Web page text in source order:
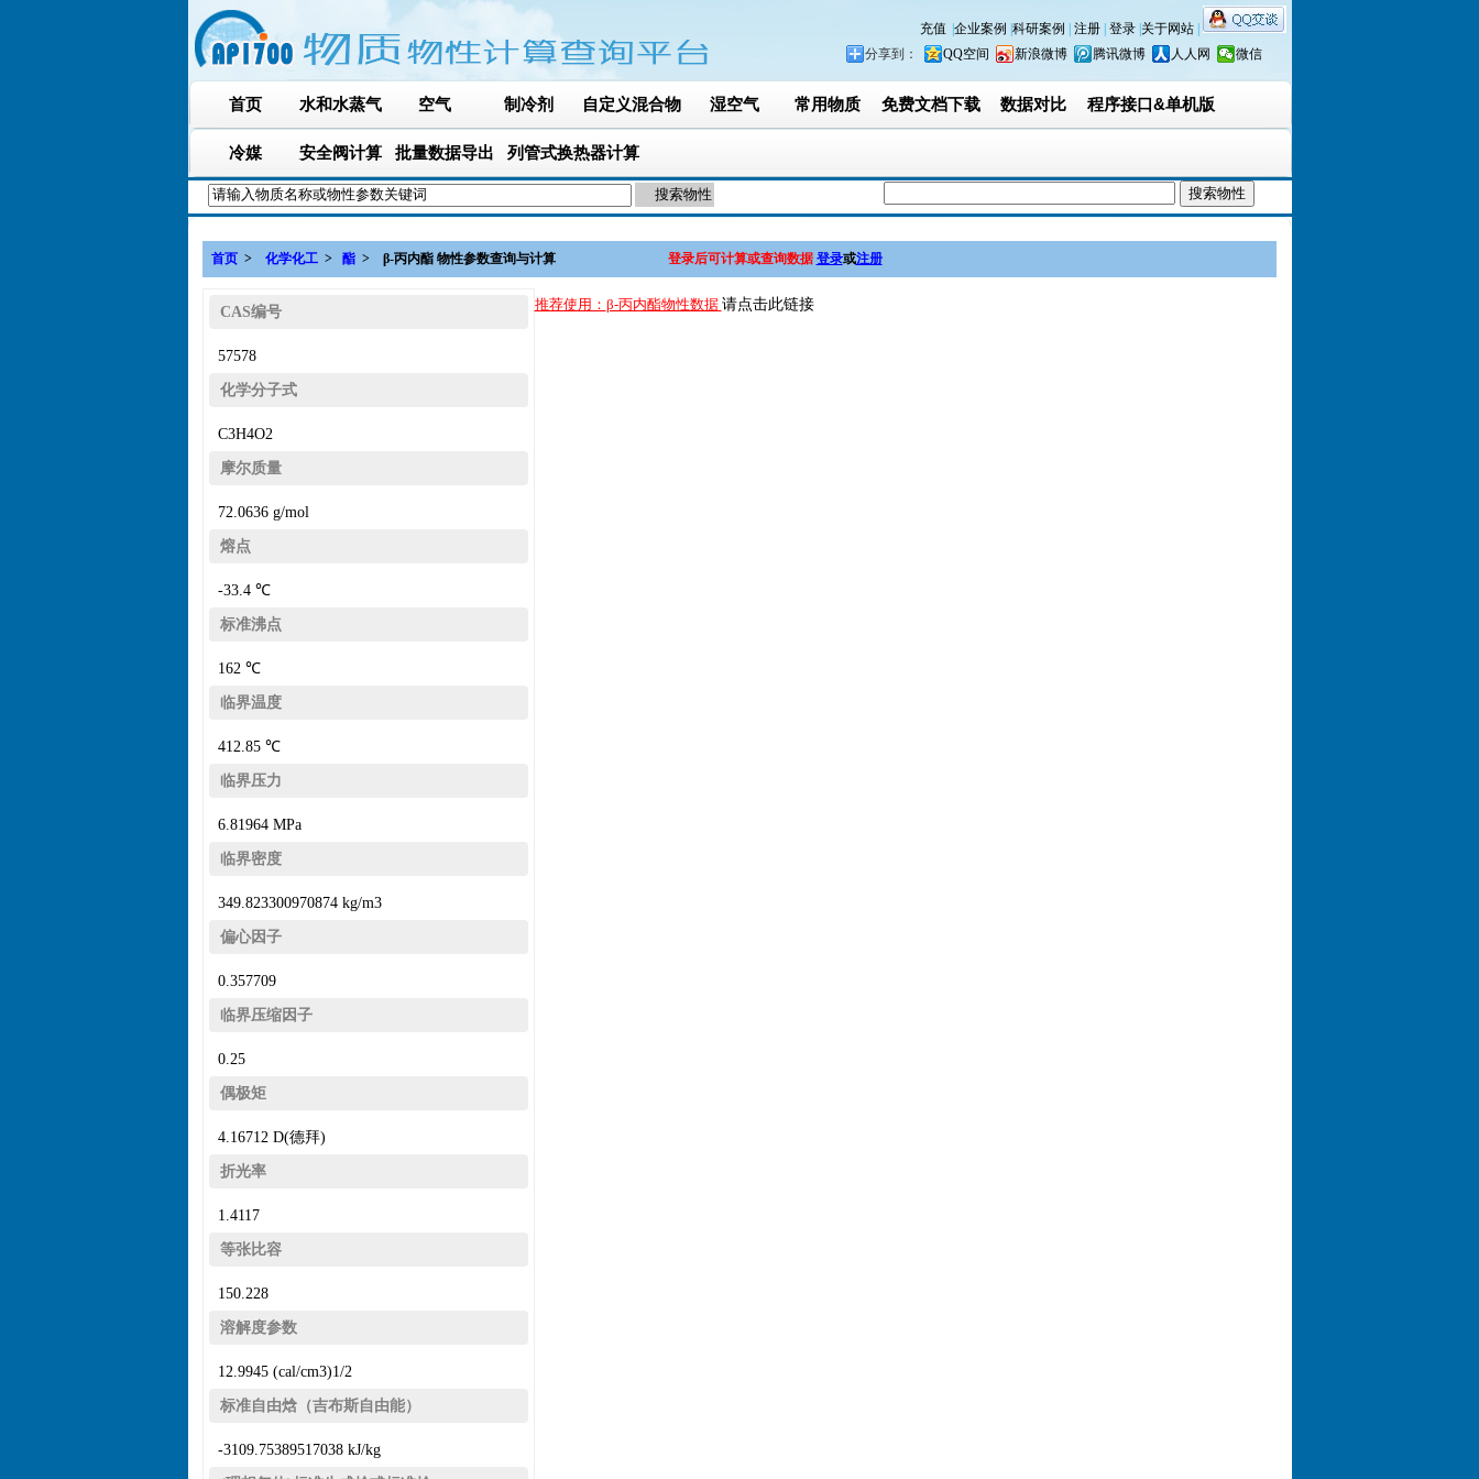
充值 企业案例 科研案例 注册 登录 关于网站
分享到：
QQ空间 新浪微博 腾讯微博 人人网 微信
首页 水和水蒸气 空气 制冷剂 自定义混合物 湿空气 常用物质 免费文档下载 数据对比 程序接口&单机版
冷媒 安全阀计算 批量数据导出 列管式换热器计算
首页> 化学化工> 酯> β-丙内酯 物性参数查询与计算 登录后可计算或查询数据 登录或注册
CAS编号
57578
化学分子式
C3H4O2
摩尔质量
72.0636 g/mol
熔点
-33.4 ℃
标准沸点
162 ℃
临界温度
412.85 ℃
临界压力
6.81964 MPa
临界密度
349.823300970874 kg/m3
偏心因子
0.357709
临界压缩因子
0.25
偶极矩
4.16712 D(德拜)
折光率
1.4117
等张比容
150.228
溶解度参数
12.9945 (cal/cm3)1/2
标准自由焓（吉布斯自由能）
-3109.75389517038 kJ/kg
推荐使用： β-丙内酯物性数据 请点击此链接